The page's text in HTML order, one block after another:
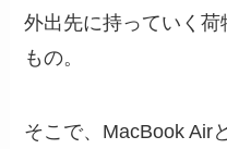
外出先に持っていく
もの。
そこで、MacBook Air